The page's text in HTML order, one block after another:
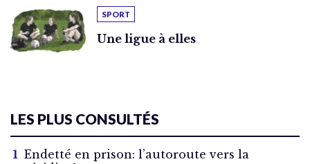
SPORT
Une ligue à elles
LES PLUS CONSULTÉS
Endetté en prison: l’autoroute vers la